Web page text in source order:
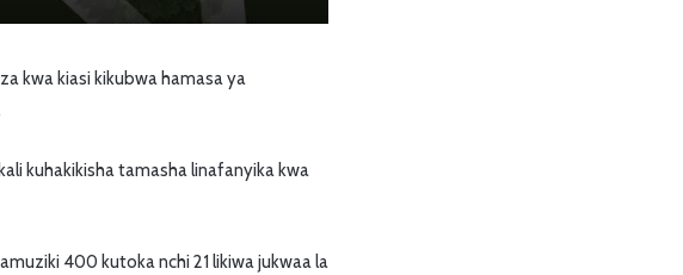
kwa kiasi kikubwa hamasa ya
kuhakikisha tamasha linafanyika kwa
400 kutoka nchi 21 likiwa jukwaa la